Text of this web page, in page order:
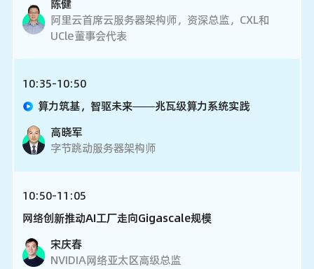
陈健
阿里云首席云服务器架构师，资深总监，CXL和
UCle董事会代表
10:35-10:50
算力筑基，智驱未来——兆瓦级算力系统实践
高晓军
字节跳动服务器架构师
10:50-11:05
网络创新推动AI工厂走向Gigascale规模
宋庆春
NVIDIA网络亚太区高级总监